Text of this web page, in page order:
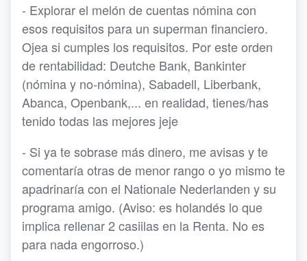
- Explorar el melón de cuentas nómina con
esos requisitos para un superman financiero.
Ojea si cumples los requisitos. Por este orden
de rentabilidad: Deutche Bank, Bankinter
(nómina y no-nómina), Sabadell, Liberbank,
Abanca, Openbank,... en realidad, tienes/has
tenido todas las mejores jeje
- Si ya te sobrase más dinero, me avisas y te
comentaría otras de menor rango o yo mismo te
apadrinaría con el Nationale Nederlanden y su
programa amigo. (Aviso: es holandés lo que
implica rellenar 2 casiilas en la Renta. No es
para nada engorroso.)